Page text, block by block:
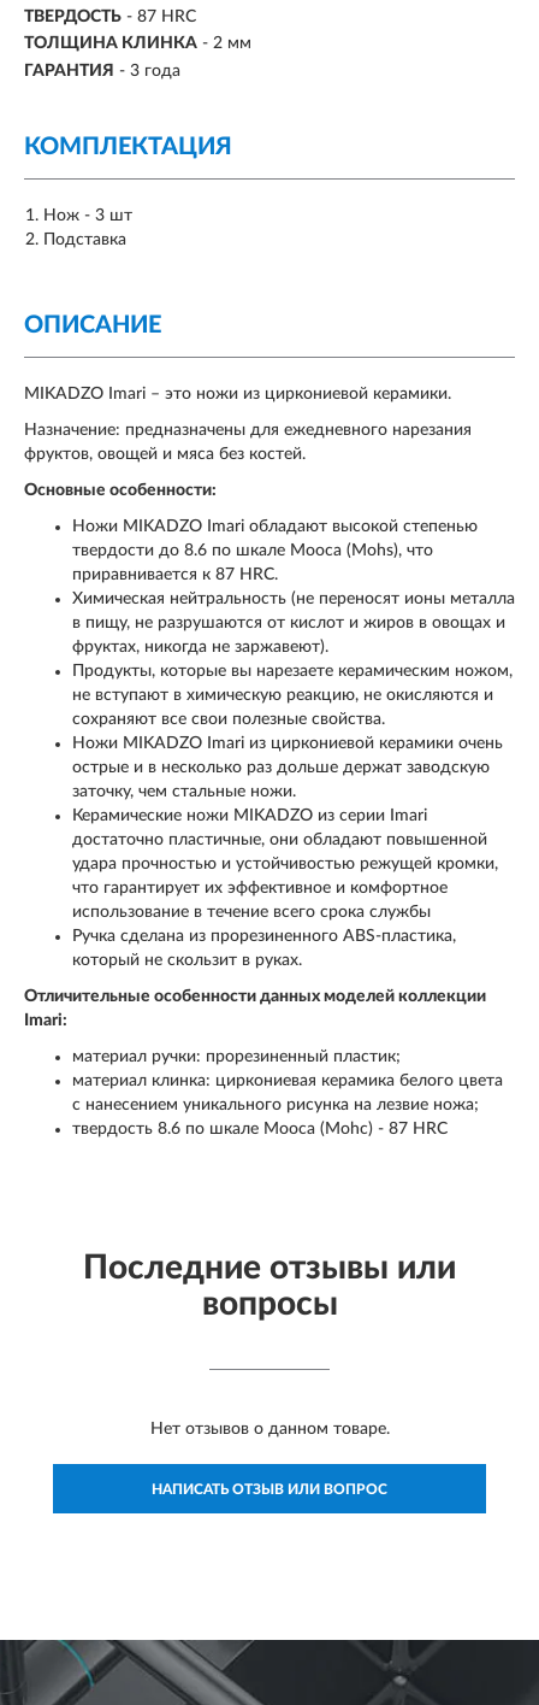
ТВЕРДОСТЬ - 87 HRC
ТОЛЩИНА КЛИНКА - 2 мм
ГАРАНТИЯ - 3 года
КОМПЛЕКТАЦИЯ
Нож - 3 шт
Подставка
ОПИСАНИЕ
MIKADZO Imari – это ножи из циркониевой керамики.
Назначение: предназначены для ежедневного нарезания
фруктов, овощей и мяса без костей.
Основные особенности:
Ножи MIKADZO Imari обладают высокой степенью
твердости до 8.6 по шкале Мооса (Mohs), что
приравнивается к 87 HRC.
Химическая нейтральность (не переносят ионы металла
в пищу, не разрушаются от кислот и жиров в овощах и
фруктах, никогда не заржавеют).
Продукты, которые вы нарезаете керамическим ножом,
не вступают в химическую реакцию, не окисляются и
сохраняют все свои полезные свойства.
Ножи MIKADZO Imari из циркониевой керамики очень
острые и в несколько раз дольше держат заводскую
заточку, чем стальные ножи.
Керамические ножи MIKADZO из серии Imari
достаточно пластичные, они обладают повышенной
удара прочностью и устойчивостью режущей кромки,
что гарантирует их эффективное и комфортное
использование в течение всего срока службы
Ручка сделана из прорезиненного ABS-пластика,
который не скользит в руках.
Отличительные особенности данных моделей коллекции
Imari:
материал ручки: прорезиненный пластик;
материал клинка: циркониевая керамика белого цвета
с нанесением уникального рисунка на лезвие ножа;
твердость 8.6 по шкале Mooca (Mohc) - 87 HRC
Последние отзывы или
вопросы
Нет отзывов о данном товаре.
НАПИСАТЬ ОТЗЫВ ИЛИ ВОПРОС